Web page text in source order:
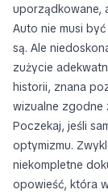
uporządkowane,
Auto nie musi
są. Ale
zużycie
historii, znana
wizualne zgodne
Poczekaj, jeśli
optymizmu.
niekompletne
opowieść, która